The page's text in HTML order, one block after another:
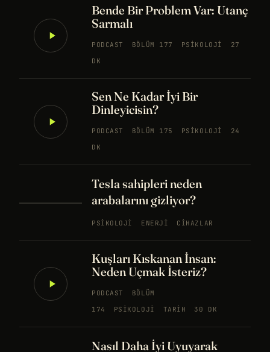
Bende Bir Problem Var: Utanç
Sarmalı
PODCAST BÖLÜM 177 PSIKOLOJI
27
DK
Sen Ne Kadar İyi Bir
Dinleyicisin?
PODCAST BÖLÜM 175 PSIKOLOJI
24
DK
Tesla sahipleri neden
arabalarını gizliyor?
PSIKOLOJI ENERJI CIHAZLAR
Kuşları Kıskanan İnsan:
Neden Uçmak İsteriz?
PODCAST
BÖLÜM
174
PSIKOLOJI TARIH 30 DK
Nasıl Daha İyi Uyuyarak